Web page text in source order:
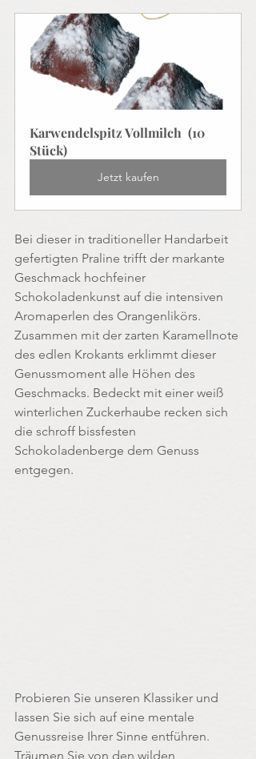
Karwendelspitz Vollmilch  (10
Stück)
Jetzt kaufen
Bei dieser in traditioneller Handarbeit
gefertigten Praline trifft der markante
Geschmack hochfeiner
Schokoladenkunst auf die intensiven
Aromaperlen des Orangenlikörs.
Zusammen mit der zarten Karamellnote
des edlen Krokants erklimmt dieser
Genussmoment alle Höhen des
Geschmacks. Bedeckt mit einer weiß
winterlichen Zuckerhaube recken sich
die schroff bissfesten
Schokoladenberge dem Genuss
entgegen.
Probieren Sie unseren Klassiker und
lassen Sie sich auf eine mentale
Genussreise Ihrer Sinne entführen.
Träumen Sie von den wilden